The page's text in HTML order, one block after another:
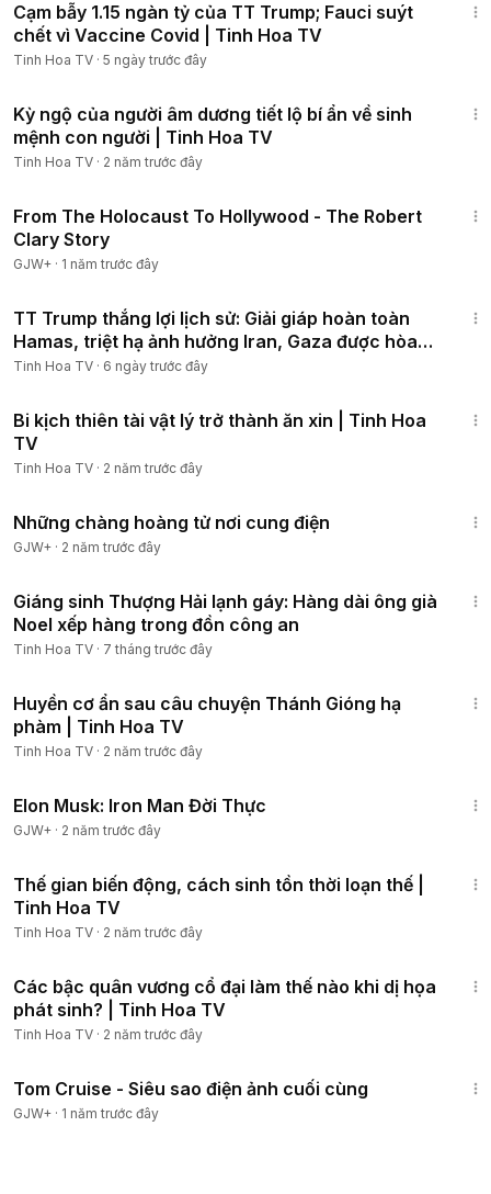
Cạm bẫy 1.15 ngàn tỷ của TT Trump; Fauci suýt
chết vì Vaccine Covid | Tinh Hoa TV
Tinh Hoa TV · 5 ngày trước đây
Kỳ ngộ của người âm dương tiết lộ bí ẩn về sinh
mệnh con người | Tinh Hoa TV
Tinh Hoa TV · 2 năm trước đây
From The Holocaust To Hollywood - The Robert
Clary Story
GJW+ · 1 năm trước đây
TT Trump thắng lợi lịch sử: Giải giáp hoàn toàn
Hamas, triệt hạ ảnh hưởng Iran, Gaza được hòa
bình
Tinh Hoa TV · 6 ngày trước đây
Bi kịch thiên tài vật lý trở thành ăn xin | Tinh Hoa
TV
Tinh Hoa TV · 2 năm trước đây
Những chàng hoàng tử nơi cung điện
GJW+ · 2 năm trước đây
Giáng sinh Thượng Hải lạnh gáy: Hàng dài ông già
Noel xếp hàng trong đồn công an
Tinh Hoa TV · 7 tháng trước đây
Huyền cơ ẩn sau câu chuyện Thánh Gióng hạ
phàm | Tinh Hoa TV
Tinh Hoa TV · 2 năm trước đây
Elon Musk: Iron Man Đời Thực
GJW+ · 2 năm trước đây
Thế gian biến động, cách sinh tồn thời loạn thế |
Tinh Hoa TV
Tinh Hoa TV · 2 năm trước đây
Các bậc quân vương cổ đại làm thế nào khi dị họa
phát sinh? | Tinh Hoa TV
Tinh Hoa TV · 2 năm trước đây
Tom Cruise - Siêu sao điện ảnh cuối cùng
GJW+ · 1 năm trước đây